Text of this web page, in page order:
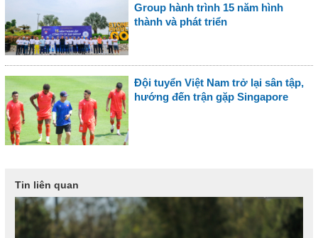
Group hành trình 15 năm hình
thành và phát triển
Đội tuyển Việt Nam trở lại sân tập,
hướng đến trận gặp Singapore
Tin liên quan